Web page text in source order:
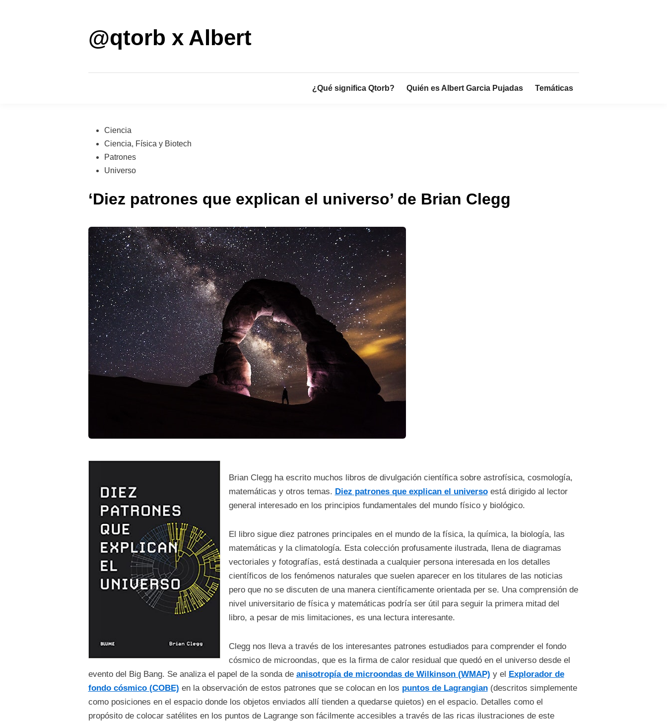
@qtorb x Albert
¿Qué significa Qtorb? Quién es Albert Garcia Pujadas Temáticas
Publicado
en
Ciencia
Ciencia, Física y Biotech
Patrones
Universo
‘Diez patrones que explican el universo’ de Brian Clegg
Brian Clegg ha escrito muchos libros de divulgación científica sobre astrofísica, cosmología,
matemáticas y otros temas. Diez patrones que explican el universoestá dirigido al lector
general interesado en los principios fundamentales del mundo físico y biológico.
El libro sigue diez patrones principales en el mundo de la física, la química, la biología, las
matemáticas y la climatología. Esta colección profusamente ilustrada, llena de diagramas
vectoriales y fotografías, está destinada a cualquier persona interesada en los detalles
científicos de los fenómenos naturales que suelen aparecer en los titulares de las noticias
pero que no se discuten de una manera científicamente orientada per se. Una comprensión de
nivel universitario de física y matemáticas podría ser útil para seguir la primera mitad del
libro, a pesar de mis limitaciones, es una lectura interesante.
Clegg nos lleva a través de los interesantes patrones estudiados para comprender el fondo
cósmico de microondas, que es la firma de calor residual que quedó en el universo desde el
evento del Big Bang. Se analiza el papel de la sonda de anisotropía de microondas de Wilkinson (WMAP) y el Explorador de
fondo cósmico (COBE) en la observación de estos patrones que se colocan en los puntos de Lagrangian(descritos simplemente
como posiciones en el espacio donde los objetos enviados allí tienden a quedarse quietos) en el espacio. Detalles como el
propósito de colocar satélites en los puntos de Lagrange son fácilmente accesibles a través de las ricas ilustraciones de este